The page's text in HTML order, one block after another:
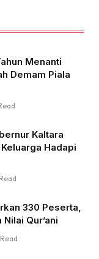
Menanti
Demam Piala
Kaltara
Hadapi
330 Peserta,
Qur’ani